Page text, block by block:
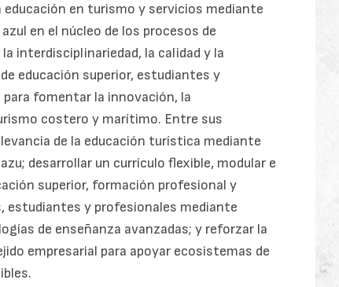
en turismo y servicios mediante
en el núcleo de los procesos de
interdisciplinariedad, la calidad y la
educación superior, estudiantes y
fomentar la innovación, la
costero y marítimo. Entre sus
de la educación turística mediante
desarrollar un currículo flexible, modular e
superior, formación profesional y
estudiantes y profesionales mediante
de enseñanza avanzadas; y reforzar la
empresarial para apoyar ecosistemas de